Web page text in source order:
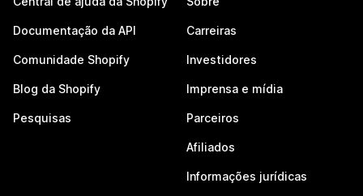
Documentação da API
Comunidade Shopify
Blog da Shopify
Pesquisas
Carreiras
Investidores
Imprensa e mídia
Parceiros
Afiliados
Informações jurídicas